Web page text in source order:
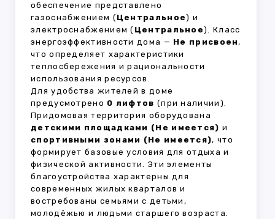
обеспечение представлено
газоснабжением (Центральное) и
электроснабжением ( Центральное). Класс
энергоэффективности дома — Не присвоен,
что определяет характеристики
теплосбережения и рациональности
использования ресурсов.
Для удобства жителей в доме
предусмотрено 0 лифтов (при наличии).
Придомовая территория оборудована
детскими площадками (Не имеется) и
спортивными зонами (Не имеется), что
формирует базовые условия для отдыха и
физической активности. Эти элементы
благоустройства характерны для
современных жилых кварталов и
востребованы семьями с детьми,
молодёжью и людьми старшего возраста.